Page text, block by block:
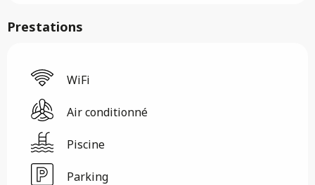
Prestations
WiFi
Air conditionné
Piscine
Parking